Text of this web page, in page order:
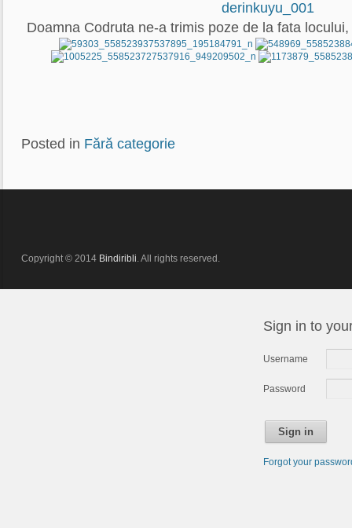
Doamna Codruta ne-a trimis poze de la fata
Posted in Fără categorie
Copyright © 2014 Bindiribli. All rights reserved.
Sign in to
Username
Password
Sign in
Forgot your